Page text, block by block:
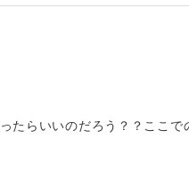
たらいいのだろう？？ここで